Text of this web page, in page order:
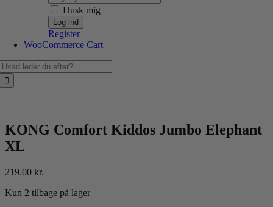
Husk mig
Register
WooCommerce Cart
KONG Comfort Kiddos Jumbo Elephant
XL
219.00 kr.
Kun 2 tilbage på lager